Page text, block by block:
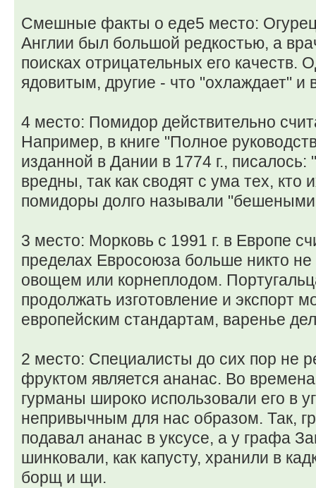
Смешные факты о еде5 место: Огурец
Англии был большой редкостью, а
поисках отрицательных его качеств.
ядовитым, другие - что "охлаждает" и
4 место: Помидор действительно
Например, в книге "Полное
изданной в Дании в 1774 г.,
вредны, так как сводят с ума тех, кто
помидоры долго называли
3 место: Морковь с 1991 г. в Европе
пределах Евросоюза больше никто
овощем или корнеплодом.
продолжать изготовление и экспорт
европейским стандартам, варенье
2 место: Специалисты до сих пор не
фруктом является ананас. Во
гурманы широко использовали его в
непривычным для нас образом. Так,
подавал ананас в уксусе, а у графа
шинковали, как капусту, хранили в
борщ и щи.